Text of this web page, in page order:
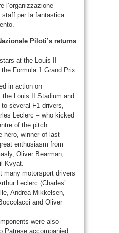
l’organizzazione
staff per la fantastica
Piloti’s returns
at the Louis II
Formula 1 Grand Prix
in action on
Louis II Stadium and
several F1 drivers,
Leclerc – who kicked
of the pitch.
hero, winner of last
enthusiasm from
Oliver Bearman,
Kvyat.
many motorsport drivers
Leclerc (Charles’
Andrea Mikkelsen,
and Oliver
were also
Patrese accompanied